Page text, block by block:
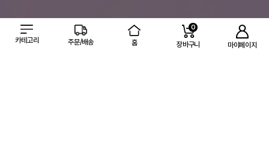
카테고리 주문/배송 홈
0
장바구니 마이페이지